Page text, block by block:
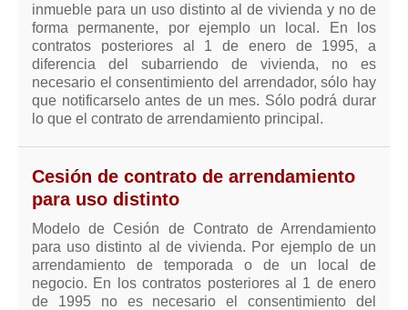
inmueble para un uso distinto al de vivienda y no de
forma permanente, por ejemplo un local. En los
contratos posteriores al 1 de enero de 1995, a
diferencia del subarriendo de vivienda, no es
necesario el consentimiento del arrendador, sólo hay
que notificarselo antes de un mes. Sólo podrá durar
lo que el contrato de arrendamiento principal.
Cesión de contrato de arrendamiento
para uso distinto
Modelo de Cesión de Contrato de Arrendamiento
para uso distinto al de vivienda. Por ejemplo de un
arrendamiento de temporada o de un local de
negocio. En los contratos posteriores al 1 de enero
de 1995 no es necesario el consentimiento del